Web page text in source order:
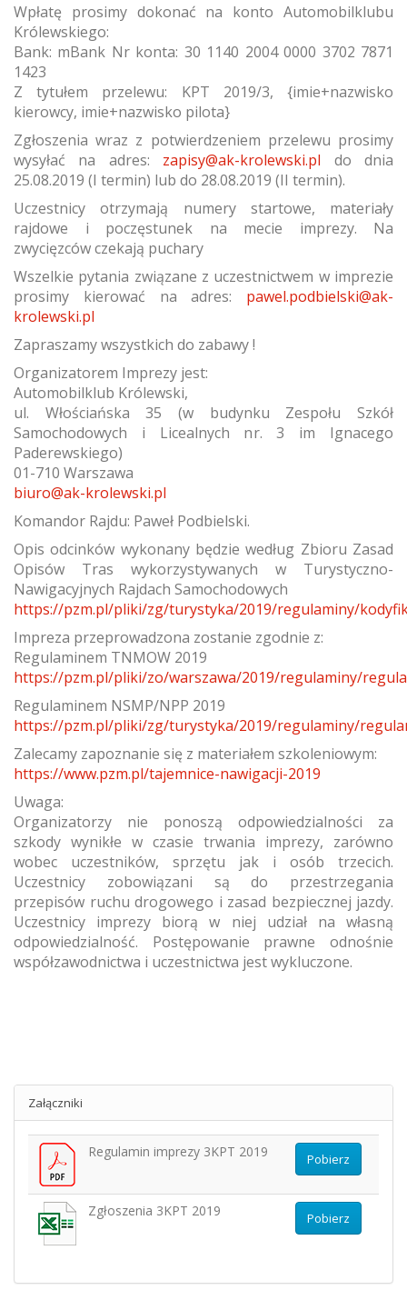
Wpłatę prosimy dokonać na konto Automobilklubu
Królewskiego:
Bank: mBank Nr konta: 30 1140 2004 0000 3702 7871
1423
Z tytułem przelewu: KPT 2019/3, {imie+nazwisko
kierowcy, imie+nazwisko pilota}
Zgłoszenia wraz z potwierdzeniem przelewu prosimy
wysyłać na adres: zapisy@ak-krolewski.pl do dnia
25.08.2019 (I termin) lub do 28.08.2019 (II termin).
Uczestnicy otrzymają numery startowe, materiały
rajdowe i poczęstunek na mecie imprezy. Na
zwycięzców czekają puchary
Wszelkie pytania związane z uczestnictwem w imprezie
prosimy kierować na adres: pawel.podbielski@ak-
krolewski.pl
Zapraszamy wszystkich do zabawy !
Organizatorem Imprezy jest:
Automobilklub Królewski,
ul. Włościańska 35 (w budynku Zespołu Szkół
Samochodowych i Licealnych nr. 3 im Ignacego
Paderewskiego)
01-710 Warszawa
biuro@ak-krolewski.pl
Komandor Rajdu: Paweł Podbielski.
Opis odcinków wykonany będzie według Zbioru Zasad
Opisów Tras wykorzystywanych w Turystyczno-
Nawigacyjnych Rajdach Samochodowych
https://pzm.pl/pliki/zg/turystyka/2019/regulaminy/
Impreza przeprowadzona zostanie zgodnie z:
Regulaminem TNMOW 2019
https://pzm.pl/pliki/zo/warszawa/2019/regulaminy/
Regulaminem NSMP/NPP 2019
https://pzm.pl/pliki/zg/turystyka/2019/regulaminy/
Zalecamy zapoznanie się z materiałem szkoleniowym:
https://www.pzm.pl/tajemnice-nawigacji-2019
Uwaga:
Organizatorzy nie ponoszą odpowiedzialności za
szkody wynikłe w czasie trwania imprezy, zarówno
wobec uczestników, sprzętu jak i osób trzecich.
Uczestnicy zobowiązani są do przestrzegania
przepisów ruchu drogowego i zasad bezpiecznej jazdy.
Uczestnicy imprezy biorą w niej udział na własną
odpowiedzialność. Postępowanie prawne odnośnie
współzawodnictwa i uczestnictwa jest wykluczone.
Załączniki
Regulamin imprezy 3KPT 2019 Pobierz
Zgłoszenia 3KPT 2019 Pobierz